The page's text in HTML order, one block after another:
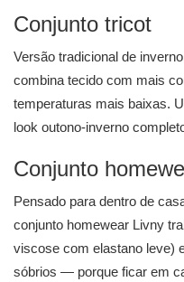
Conjunto tricot
Versão tradicional de
combina tecido com mais
temperaturas mais baixas.
look outono-inverno
Conjunto
Pensado para dentro de
conjunto homewear Livny
viscose com elastano leve)
sóbrios — porque ficar em